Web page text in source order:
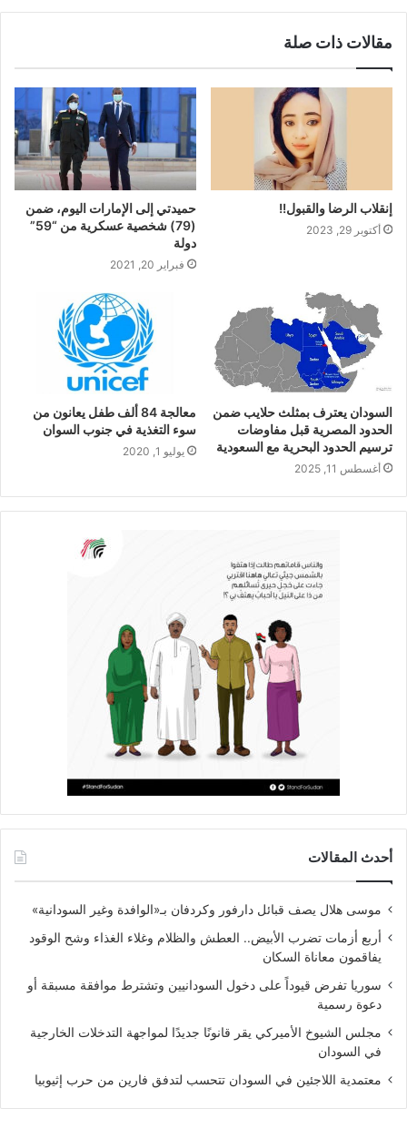
مقالات ذات صلة
‏إنقلاب الرضا والقبول!!
أكتوبر 29, 2023
حميدتي إلى الإمارات اليوم، ضمن
(79) شخصية عسكرية من “59”
دولة
فبراير 20, 2021
السودان يعترف بمثلث حلايب ضمن
الحدود المصرية قبل مفاوضات
ترسيم الحدود البحرية مع السعودية
أغسطس 11, 2025
معالجة 84 ألف طفل يعانون من
سوء التغذية في جنوب السوان
يوليو 1, 2020
أحدث المقالات
موسى هلال يصف قبائل دارفور وكردفان بـ«الوافدة وغير السودانية»
أربع أزمات تضرب الأبيض.. العطش والظلام وغلاء الغذاء وشح الوقود
يفاقمون معاناة السكان
سوريا تفرض قيوداً على دخول السودانيين وتشترط موافقة مسبقة أو
دعوة رسمية
مجلس الشيوخ الأميركي يقر قانونًا جديدًا لمواجهة التدخلات الخارجية
في السودان
معتمدية اللاجئين في السودان تتحسب لتدفق فارين من حرب إثيوبيا